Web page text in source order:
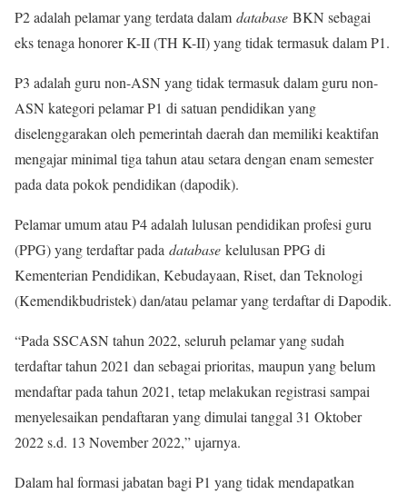
P2 adalah pelamar yang terdata dalam database BKN sebagai
eks tenaga honorer K-II (TH K-II) yang tidak termasuk dalam P1.
P3 adalah guru non-ASN yang tidak termasuk dalam guru non-
ASN kategori pelamar P1 di satuan pendidikan yang
diselenggarakan oleh pemerintah daerah dan memiliki keaktifan
mengajar minimal tiga tahun atau setara dengan enam semester
pada data pokok pendidikan (dapodik).
Pelamar umum atau P4 adalah lulusan pendidikan profesi guru
(PPG) yang terdaftar pada database kelulusan PPG di
Kementerian Pendidikan, Kebudayaan, Riset, dan Teknologi
(Kemendikbudristek) dan/atau pelamar yang terdaftar di Dapodik.
“Pada SSCASN tahun 2022, seluruh pelamar yang sudah
terdaftar tahun 2021 dan sebagai prioritas, maupun yang belum
mendaftar pada tahun 2021, tetap melakukan registrasi sampai
menyelesaikan pendaftaran yang dimulai tanggal 31 Oktober
2022 s.d. 13 November 2022,” ujarnya.
Dalam hal formasi jabatan bagi P1 yang tidak mendapatkan